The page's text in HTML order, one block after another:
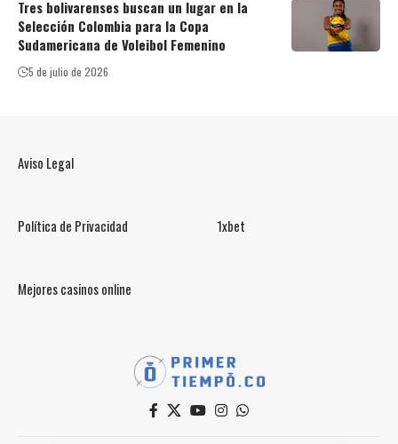
Tres bolivarenses buscan un lugar en la
Selección Colombia para la Copa
Sudamericana de Voleibol Femenino
5 de julio de 2026
Aviso Legal
Política de Privacidad 1xbet
Mejores casinos online